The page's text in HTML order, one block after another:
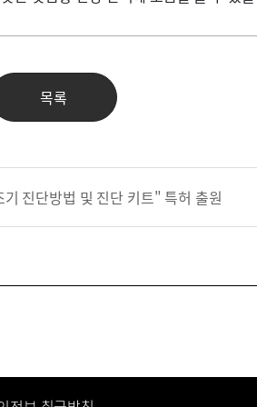
목록
진단방법 및 진단 키트" 특허 출원